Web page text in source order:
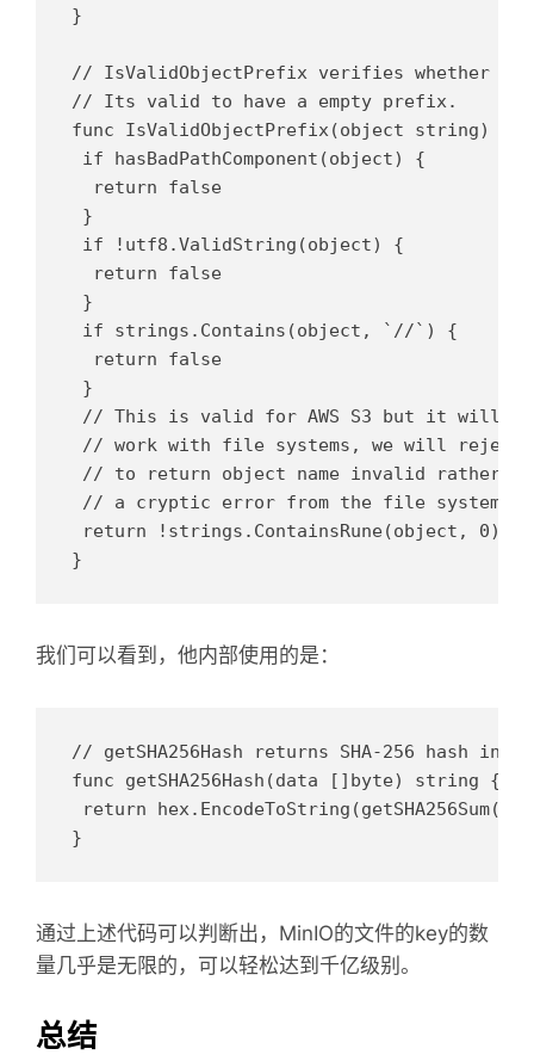
}
// IsValidObjectPrefix verifies whether
// Its valid to have a empty prefix.
func IsValidObjectPrefix(object string)
if hasBadPathComponent(object) {
  return false
}
if !utf8.ValidString(object) {
  return false
}
if strings.Contains(object, `//`) {
  return false
}
// This is valid for AWS S3 but it will
// work with file systems, we will reject
// to return object name invalid rather
// a cryptic error from the file system.
return !strings.ContainsRune(object, 0)
我们可以看到，他内部使用的是：
// getSHA256Hash returns SHA-256 hash in
func getSHA256Hash(data []byte) string {
return
通过上述代码可以判断出，MinIO的文件的key的数
量几乎是无限的，可以轻松达到千亿级别。
总结